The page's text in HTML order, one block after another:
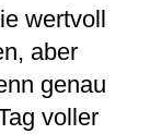
wertvoll
aber
genau
voller